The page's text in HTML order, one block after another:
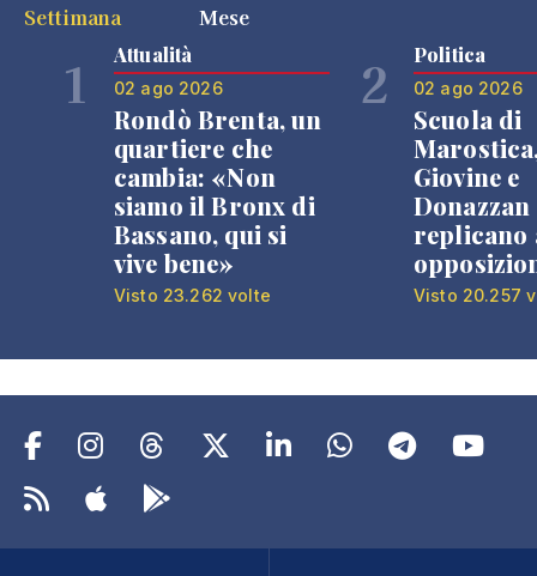
Settimana
Mese
1 Attualità
02 ago 2026
Rondò Brenta, un
quartiere che
cambia: «Non
siamo il Bronx di
Bassano, qui si
vive bene»
Visto 23.262 volte
2 Politica
02 ago 2026
Scuola di
Giovine e
Donazzan
replicano
Visto 20.257